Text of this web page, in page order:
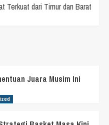
Terkuat dari Timur dan Barat
Juara Musim Ini